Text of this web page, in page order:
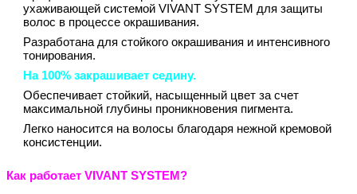
ухаживающей системой VIVANT SYSTEM для защиты
волос в процессе окрашивания.
Разработана для стойкого окрашивания и интенсивного
тонирования.
На 100% закрашивает седину.
Обеспечивает стойкий, насыщенный цвет за счет
максимальной глубины проникновения пигмента.
Легко наносится на волосы благодаря нежной кремовой
консистенции.
Как работает VIVANT SYSTEM?